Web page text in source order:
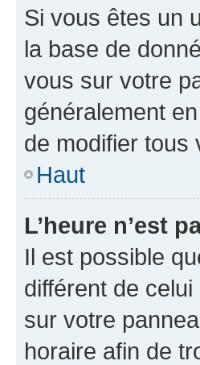
Si vous êtes un
la base de
vous sur votre
généralement
de modifier tous
Haut
L’heure n’est
Il est possible
différent de
sur votre
horaire afin de